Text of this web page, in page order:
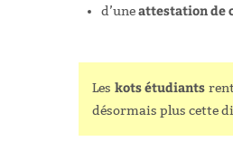
d’uneattestation de
Les kots étudiants
désormais plus cette